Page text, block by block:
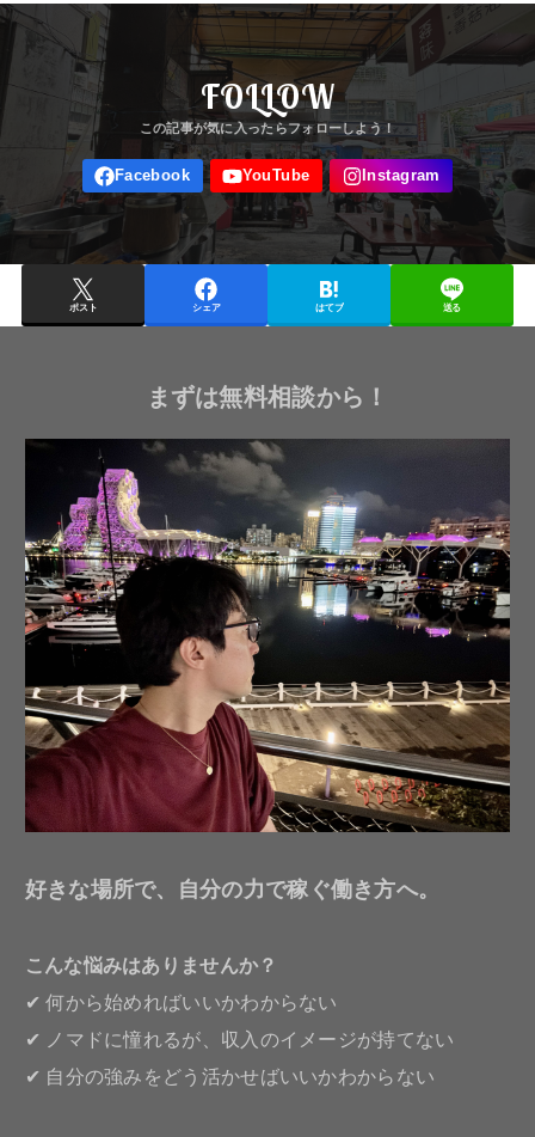
FOLLOW
ポスト シェア はてブ 送る
まずは無料相談から！
好きな場所で、自分の力で稼ぐ働き方へ。
こんな悩みはありませんか？
✔ 何から始めればいいかわからない
✔ ノマドに憧れるが、収入のイメージが持てない
✔ 自分の強みをどう活かせばいいかわからない